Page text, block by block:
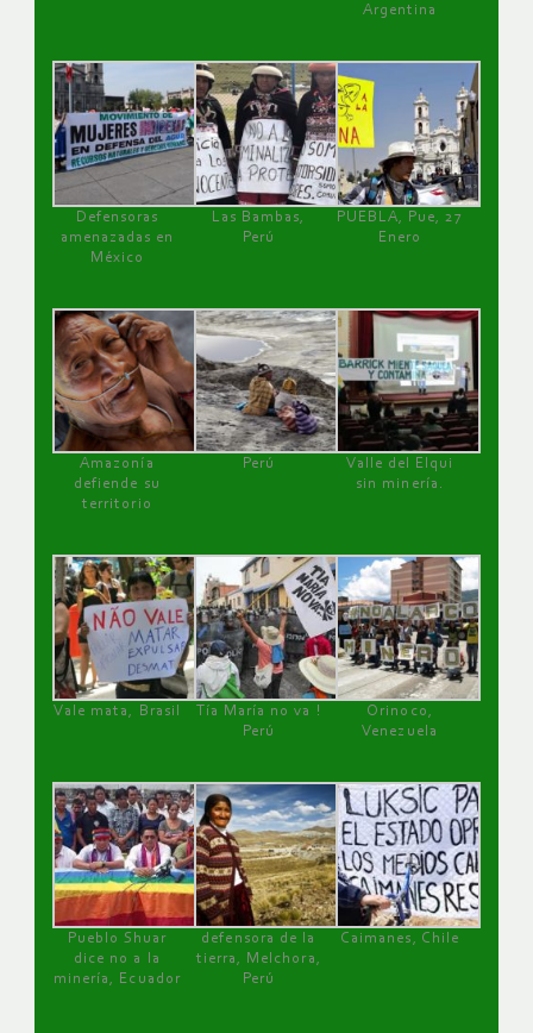
Argentina
Defensoras
amenazadas en
México
Las Bambas,
Perú
PUEBLA, Pue, 27
Enero
Amazonía
defiende su
territorio
Perú
Valle del Elqui
sin minería.
Vale mata, Brasil
Tía María no va !
Perú
Orinoco,
Venezuela
Pueblo Shuar
dice no a la
minería, Ecuador
defensora de la
tierra, Melchora,
Perú
Caimanes, Chile